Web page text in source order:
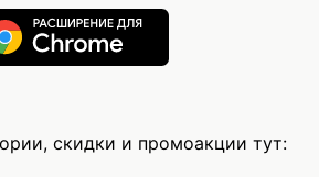
скидки и промоакции тут: